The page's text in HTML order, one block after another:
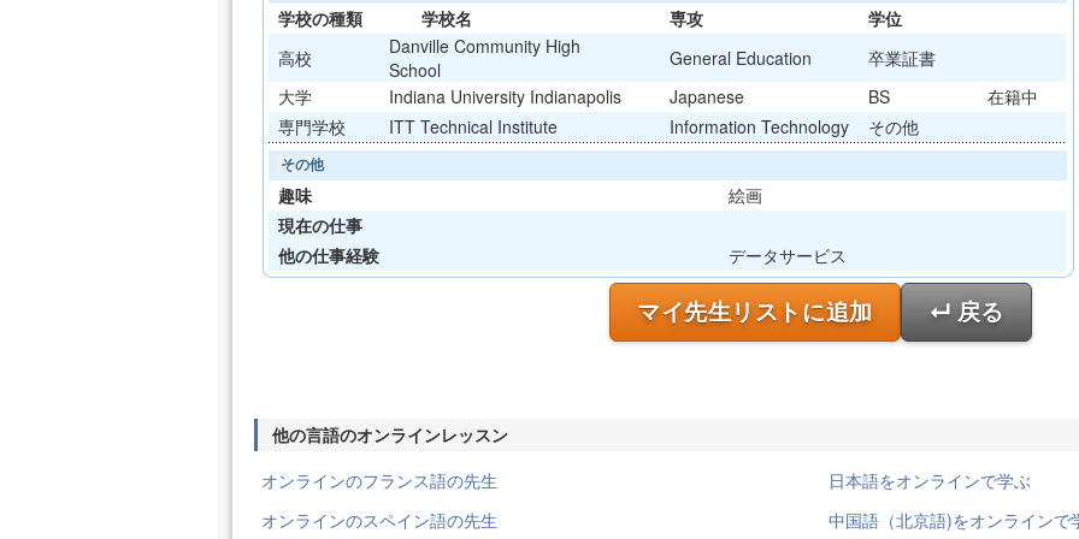
学校の種類 学校名 専攻
学位
高校
Danville Community High
School
General Education
卒業証書
大学
Indiana University Indianapolis Japanese BS
在籍中
専門学校
ITT Technical Institute Information Technology その他
その他
趣味
絵画
現在の仕事
他の仕事経験
データサービス
マイ先生リストに追加 ↵ 戻る
他の言語のオンラインレッスン
オンラインのフランス語の先生
日本語をオンラインで学ぶ
オンラインのスペイン語の先生
中国語（北京語)をオンラインで